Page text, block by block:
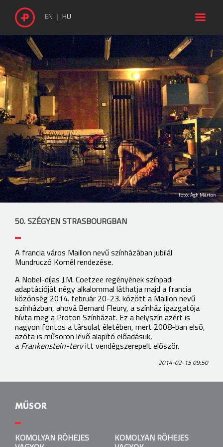
EN HU 
fotó: Ágh Márton
50. SZÉGYEN STRASBOURGBAN
A francia város Maillon nevű színházában jubilál
Mundruczó Kornél rendezése.
A Nobel-díjas J.M. Coetzee regényének színpadi
adaptációját négy alkalommal láthatja majd a francia
közönség 2014. február 20-23. között a Maillon nevű
színházban, ahová Bernard Fleury, a színház igazgatója
hívta meg a Proton Színházat. Ez a helyszín azért is
nagyon fontos a társulat életében, mert 2008-ban első,
azóta is műsoron lévő alapító előadásuk,
a Frankenstein-tervitt vendégszerepelt először.
2014-02-15 09:50
MŰSOR
KOMOLYAN RÖHEJES VAGYOK
KOMOLYAN RÖHEJES
KOMOLYAN RÖHEJES